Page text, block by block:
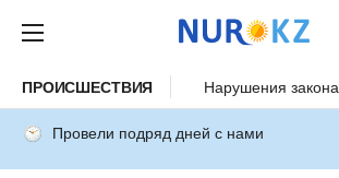
ПРОИСШЕСТВИЯ Нарушения закона
Провели подряд дней с нами